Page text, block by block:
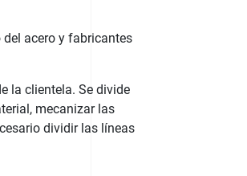
acero y fabricantes
la clientela. Se divide
mecanizar las
dividir las líneas